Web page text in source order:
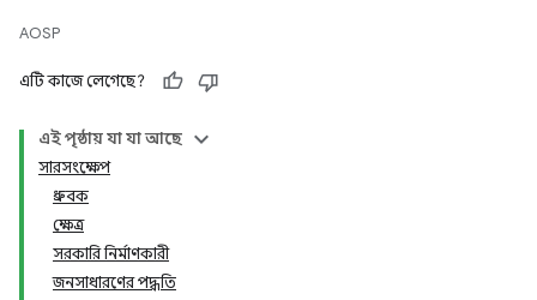
AOSP
এটি কাজে লেগেছে?
এই পৃষ্ঠায় যা যা আছে
সারসংক্ষেপ
ধ্রুবক
ক্ষেত্র
সরকারি নির্মাণকারী
জনসাধারণের পদ্ধতি